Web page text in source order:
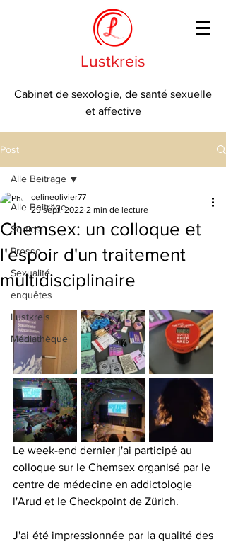
Lustkreis
Cabinet de sexologie, de santé sexuelle
et affective
Post
Alle Beiträge
Sorties
Presse
Sexualité
enquêtes
Lustkreis
Médiathèque
Alle Beiträge
Chemsex: un colloque et
l'espoir d'un traitement
multidisciplinaire
celineolivier77
29 sept. 2022 2 min de lecture
Le week-end dernier j'ai participé au
colloque sur le Chemsex organisé par le
centre de médecine en addictologie
l'Arud et le Checkpoint de Zürich.
J'ai été impressionnée par la qualité des